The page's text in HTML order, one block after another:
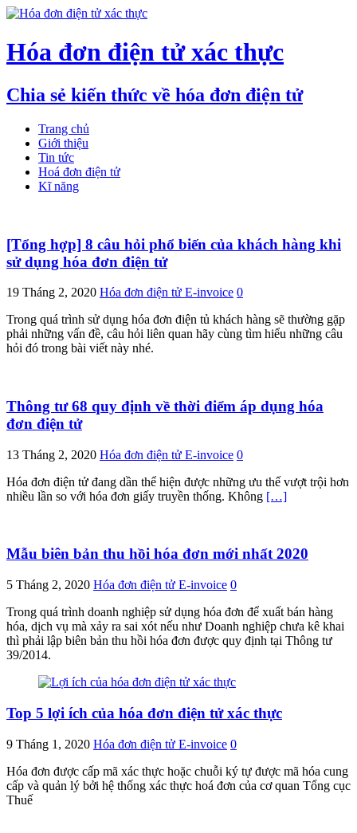
Hóa đơn điện tử xác thực
Chia sẻ kiến thức về hóa đơn điện tử
Trang chủ
Giới thiệu
Tin tức
Hoá đơn điện tử
Kĩ năng
[Tổng hợp] 8 câu hỏi phổ biến của khách hàng khi
sử dụng hóa đơn điện tử
19 Tháng 2, 2020 Hóa đơn điện tử E-invoice 0
Trong quá trình sử dụng hóa đơn điện tủ khách hàng sẽ thường gặp
phải những vấn đề, câu hỏi liên quan hãy cùng tìm hiểu những câu
hỏi đó trong bài viết này nhé.
Thông tư 68 quy định về thời điểm áp dụng hóa
đơn điện tử
13 Tháng 2, 2020 Hóa đơn điện tử E-invoice 0
Hóa đơn điện tử đang dần thể hiện được những ưu thế vượt trội hơn
nhiều lần so với hóa đơn giấy truyền thống. Không […]
Mẫu biên bản thu hồi hóa đơn mới nhất 2020
5 Tháng 2, 2020 Hóa đơn điện tử E-invoice 0
Trong quá trình doanh nghiệp sử dụng hóa đơn để xuất bán hàng
hóa, dịch vụ mà xảy ra sai xót nếu như Doanh nghiệp chưa kê khai
thì phải lập biên bản thu hồi hóa đơn được quy định tại Thông tư
39/2014.
Top 5 lợi ích của hóa đơn điện tử xác thực
9 Tháng 1, 2020 Hóa đơn điện tử E-invoice 0
Hóa đơn được cấp mã xác thực hoặc chuỗi ký tự được mã hóa cung
cấp và quản lý bởi hệ thống xác thực hoá đơn của cơ quan Tổng cục
Thuế